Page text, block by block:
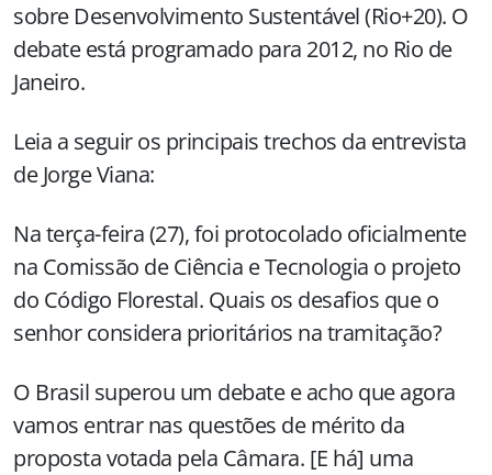
sobre Desenvolvimento Sustentável (Rio+20). O
debate está programado para 2012, no Rio de
Janeiro.
Leia a seguir os principais trechos da entrevista
de Jorge Viana:
Na terça-feira (27), foi protocolado oficialmente
na Comissão de Ciência e Tecnologia o projeto
do Código Florestal. Quais os desafios que o
senhor considera prioritários na tramitação?
O Brasil superou um debate e acho que agora
vamos entrar nas questões de mérito da
proposta votada pela Câmara. [E há] uma